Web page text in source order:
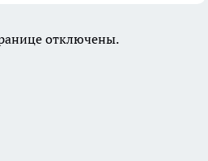
отключены.